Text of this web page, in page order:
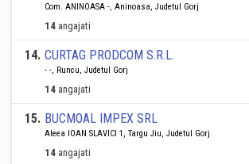
Com. ANINOASA -, Aninoasa, Judetul Gorj
14 angajati
14. CURTAG PRODCOM S.R.L.
- -, Runcu, Judetul Gorj
14 angajati
15. BUCMOAL IMPEX SRL
Aleea IOAN SLAVICI 1, Targu Jiu, Judetul Gorj
14 angajati